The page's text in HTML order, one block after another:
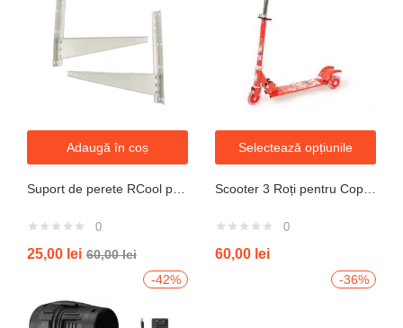
Adaugă în coș
0
25,00 lei 60,00lei
Selectează opțiunile
0
60,00 lei
-42% -36%